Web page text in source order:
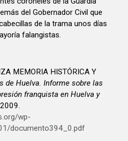
del Gobernador Civil que
de la trama unos días
falangistas.
MEMORIA HISTÓRICA Y
de Huelva. Informe sobre las
franquista en Huelva y
wp-
documento394_0.pdf